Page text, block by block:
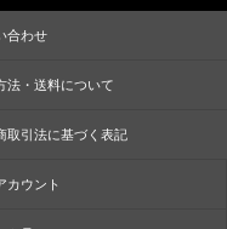
合わせ
法・送料について
取引法に基づく表記
カウント